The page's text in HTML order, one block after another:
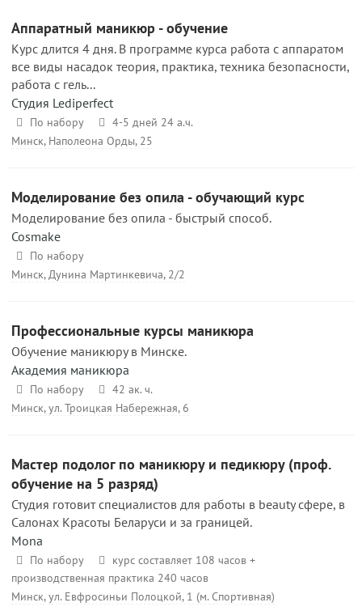
Аппаратный маникюр - обучение
Курс длится 4 дня. В программе курса работа с аппаратом
все виды насадок теория, практика, техника безопасности,
работа с гель...
Студия Lediperfect
По набору
4-5 дней 24 а.ч.
Минск, Наполеона Орды, 25
Моделирование без опила - обучающий курс
Моделирование без опила - быстрый способ.
Cosmake
По набору
Минск, Дунина Мартинкевича, 2/2
Профессиональные курсы маникюра
Обучение маникюру в Минске.
Академия маникюра
По набору
42 ак. ч.
Минск, ул. Троицкая Набережная, 6
Мастер подолог по маникюру и педикюру (проф.
обучение на 5 разряд)
Студия готовит специалистов для работы в beauty сфере, в
Салонах Красоты Беларуси и за границей.
Mona
По набору
курс составляет 108 часов +
производственная практика 240 часов
Минск, ул. Евфросиньи Полоцкой, 1 (м. Спортивная)